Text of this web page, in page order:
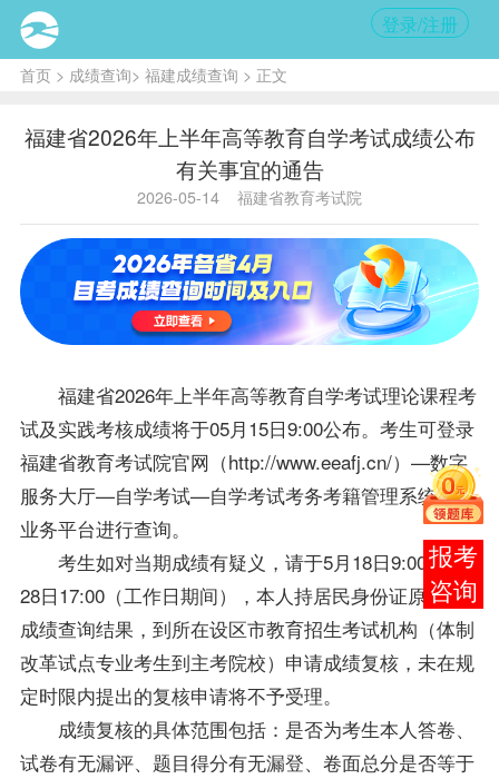
登录/注册
首页> 成绩查询> 福建成绩查询 > 正文
福建省2026年上半年高等教育自学考试成绩公布
有关事宜的通告
2026-05-14 福建省教育考试院
福建省2026年上半年高等教育自学考试理论课程考
试及实践考核成绩将于05月15日9:00公布。考生可登录
福建省教育考试院官网（http://www.eeafj.cn/）—数字
服务大厅—自学考试—自学考试考务考籍管理系统综合
业务平台进行查询。
考生如对当期成绩有疑义，请于5月18日9:00至5月
28日17:00（工作日期间），本人持居民身份证原件及
成绩查询结果，到所在设区市教育招生考试机构（体制
改革试点专业考生到主考院校）申请成绩复核，未在规
定时限内提出的复核申请将不予受理。
成绩复核的具体范围包括：是否为考生本人答卷、
试卷有无漏评、题目得分有无漏登、卷面总分是否等于
报考
咨询